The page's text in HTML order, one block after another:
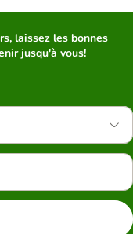
laissez les bonnes
jusqu'à vous!